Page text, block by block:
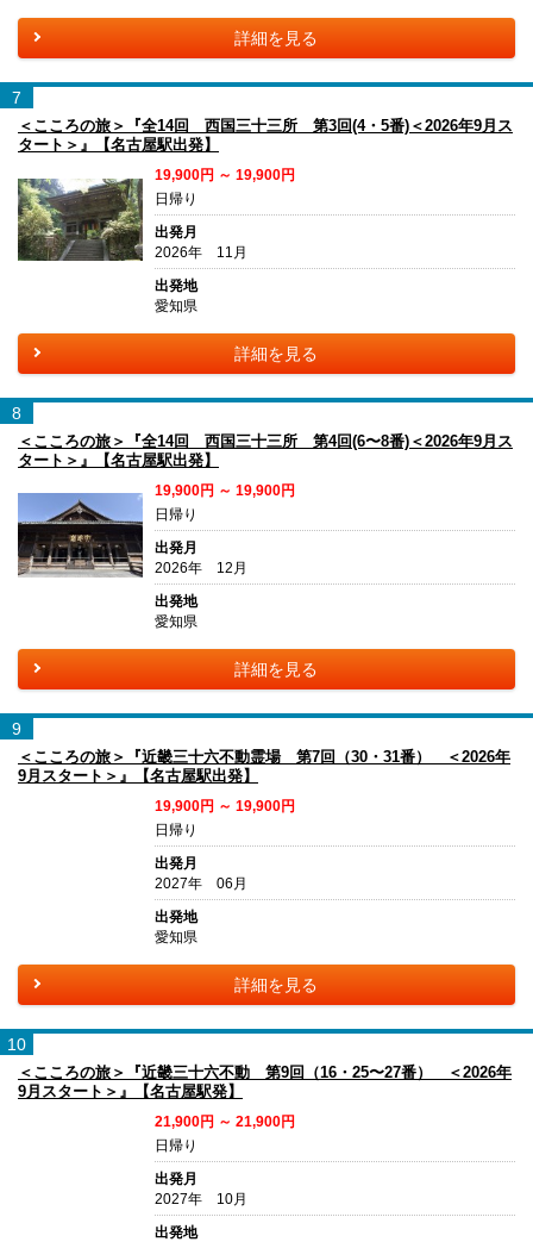
詳細を見る
7
＜こころの旅＞『全14回 西国三十三所 第3回(4・5番)＜2026年9月ス
タート＞』【名古屋駅出発】
19,900円 ～ 19,900円
日帰り
出発月
2026年 11月
出発地
愛知県
詳細を見る
8
＜こころの旅＞『全14回 西国三十三所 第4回(6〜8番)＜2026年9月ス
タート＞』【名古屋駅出発】
19,900円 ～ 19,900円
日帰り
出発月
2026年 12月
出発地
愛知県
詳細を見る
9
＜こころの旅＞『近畿三十六不動霊場 第7回（30・31番） ＜2026年
9月スタート＞』【名古屋駅出発】
19,900円 ～ 19,900円
日帰り
出発月
2027年 06月
出発地
愛知県
詳細を見る
10
＜こころの旅＞『近畿三十六不動 第9回（16・25〜27番） ＜2026年
9月スタート＞』【名古屋駅発】
21,900円 ～ 21,900円
日帰り
出発月
2027年 10月
出発地